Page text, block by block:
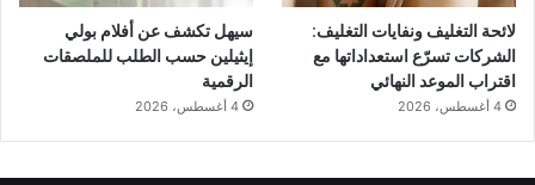
لائحة التغليف ونفايات التغليف:
الشركات تسرّع استعداداتها مع
اقتراب الموعد النهائي
4 أغسطس، 2026
سيهل تكشف عن أفلام بولي
إيثيلين حسب الطلب للملصقات
الرقمية
4 أغسطس، 2026